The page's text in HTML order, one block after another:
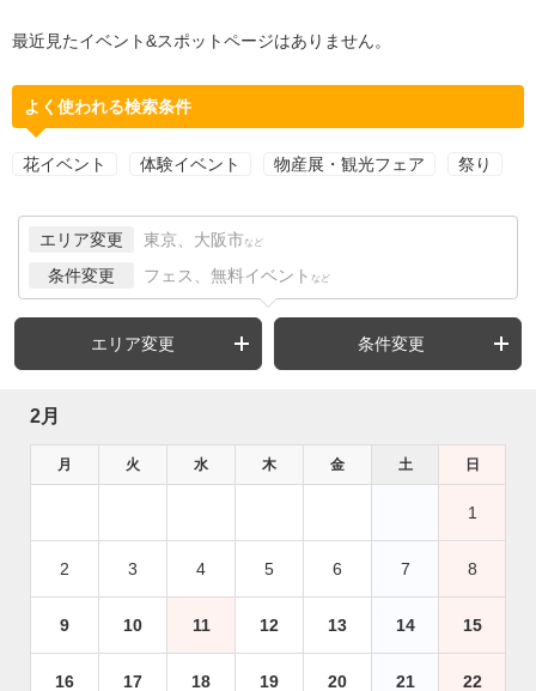
最近見たイベント&スポットページはありません。
よく使われる検索条件
花イベント 体験イベント 物産展・観光フェア 祭り
エリア変更 東京、大阪市 など
条件変更 フェス、無料イベント など
エリア変更 条件変更
2月
月 火 水 木 金 土 日
1
2 3 4 5 6 7 8
9 10 11 12 13 14 15
16 17 18 19 20 21 22